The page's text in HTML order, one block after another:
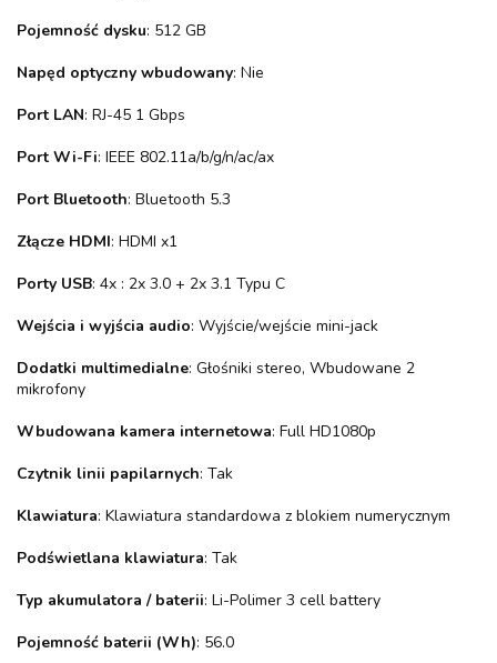
Pojemność dysku: 512 GB
Napęd optyczny wbudowany: Nie
Port LAN: RJ-45 1 Gbps
Port Wi-Fi: IEEE 802.11a/b/g/n/ac/ax
Port Bluetooth: Bluetooth 5.3
Złącze HDMI: HDMI x1
Porty USB: 4x : 2x 3.0 + 2x 3.1 Typu C
Wejścia i wyjścia audio: Wyjście/wejście mini-jack
Dodatki multimedialne: Głośniki stereo, Wbudowane 2
mikrofony
Wbudowana kamera internetowa: Full HD1080p
Czytnik linii papilarnych: Tak
Klawiatura: Klawiatura standardowa z blokiem numerycznym
Podświetlana klawiatura: Tak
Typ akumulatora / baterii: Li-Polimer 3 cell battery
Pojemność baterii (Wh): 56.0